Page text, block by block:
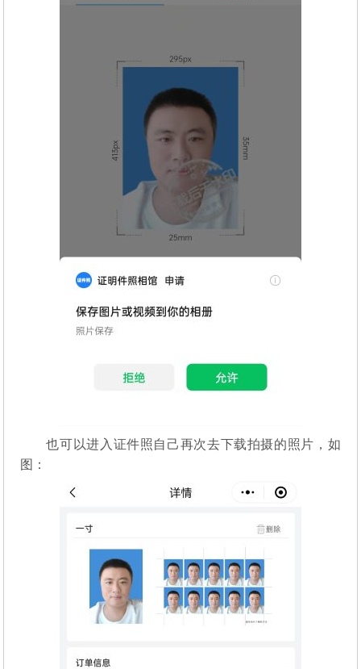
也可以进入证件照自己再次去下载拍摄的照片，如
图：